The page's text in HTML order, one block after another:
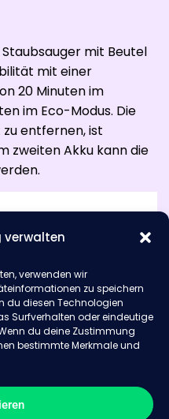
verwenden wir
zu speichern
du diesen Technologien
Surfverhalten oder eindeutige
du deine Zustimmung
bestimmte Merkmale und
mit Beutel
mit einer
20 Minuten im
im Eco-Modus. Die
entfernen, ist
zweiten Akku kann die
Klicken Sie
Sie alles über
zum Produkt